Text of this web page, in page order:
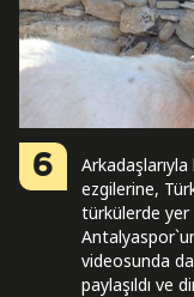
6
ezgilerine,
türkülerde yer
videosunda
paylaşıldı ve